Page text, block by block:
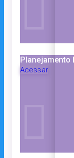
Planejamento
Acessar